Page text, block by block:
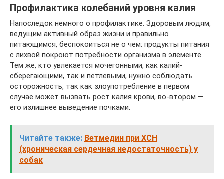
Профилактика колебаний уровня калия
Напоследок немного о профилактике. Здоровым людям,
ведущим активный образ жизни и правильно
питающимся, беспокоиться не о чем: продукты питания
с лихвой покроют потребности организма в элементе.
Тем же, кто увлекается мочегонными, как калий-
сберегающими, так и петлевыми, нужно соблюдать
осторожность, так как злоупотребление в первом
случае может вызвать рост калия крови, во-втором —
его излишнее выведение почками.
Читайте также: Ветмедин при ХСН
(хроническая сердечная недостаточность) у
собак